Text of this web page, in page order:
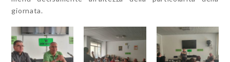
giornata.